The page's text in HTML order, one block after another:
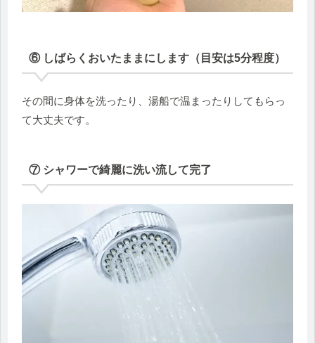
⑥ しばらくおいたままにします（目安は5分程度）
その間に身体を洗ったり、湯船で温まったりしてもらっ
て大丈夫です。
⑦ シャワーで綺麗に洗い流して完了